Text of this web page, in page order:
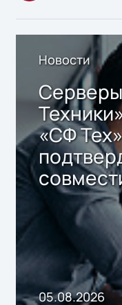
Новости
«СФ
Storage
05.08.2026